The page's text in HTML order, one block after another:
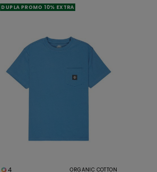
DUPLA PROMO 10% EXTRA
4 ORGANIC COTTON